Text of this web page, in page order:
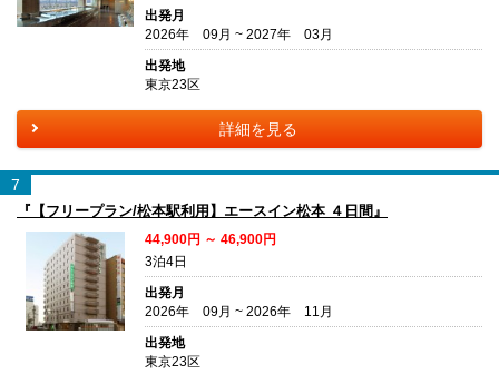
出発月
2026年 09月 ~ 2027年 03月
出発地
東京23区
詳細を見る
7
『【フリープラン/松本駅利用】エースイン松本 ４日間』
44,900円 ～ 46,900円
3泊4日
出発月
2026年 09月 ~ 2026年 11月
出発地
東京23区